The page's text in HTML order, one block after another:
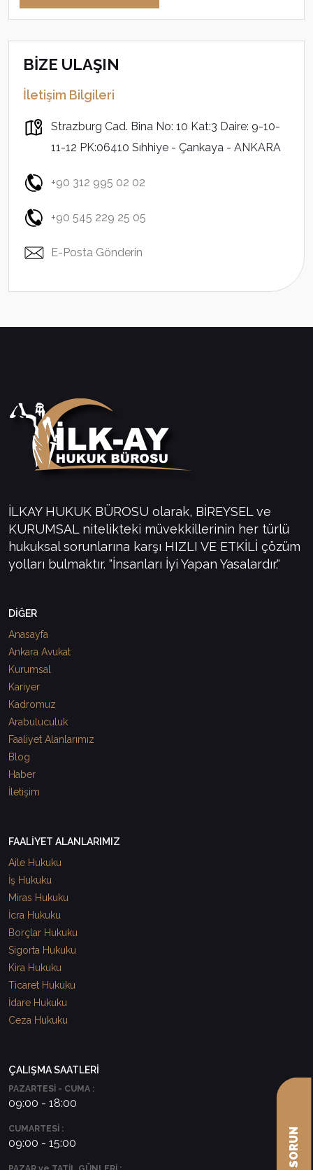
BİZE ULAŞIN
İletişim Bilgileri
Strazburg Cad. Bina No: 10 Kat:3 Daire: 9-10-
11-12 PK:06410 Sıhhiye - Çankaya - ANKARA
+90 312 995 02 02
+90 545 229 25 05
E-Posta Gönderin
İLKAY HUKUK BÜROSU olarak, BİREYSEL ve
KURUMSAL nitelikteki müvekkillerinin her türlü
hukuksal sorunlarına karşı HIZLI VE ETKİLİ çözüm
yolları bulmaktır. "İnsanları İyi Yapan Yasalardır."
DİĞER
Anasayfa
Ankara Avukat
Kurumsal
Kariyer
Kadromuz
Arabuluculuk
Faaliyet Alanlarımız
Blog
Haber
İletişim
FAALİYET ALANLARIMIZ
Aile Hukuku
İş Hukuku
Miras Hukuku
İcra Hukuku
Borçlar Hukuku
Sigorta Hukuku
Kira Hukuku
Ticaret Hukuku
İdare Hukuku
Ceza Hukuku
ÇALIŞMA SAATLERİ
PAZARTESİ - CUMA :
09:00 - 18:00
CUMARTESİ :
09:00 - 15:00